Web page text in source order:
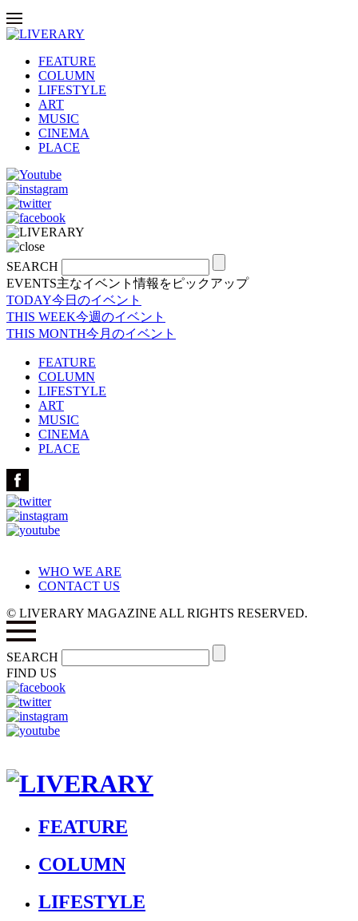
FEATURE
COLUMN
LIFESTYLE
ART
MUSIC
CINEMA
PLACE
SEARCH
EVENTS主なイベント情報をピックアップ
TODAY今日のイベント
THIS WEEK今週のイベント
THIS MONTH今月のイベント
FEATURE
COLUMN
LIFESTYLE
ART
MUSIC
CINEMA
PLACE
WHO WE ARE
CONTACT US
© LIVERARY MAGAZINE ALL RIGHTS RESERVED.
SEARCH
FIND US
FEATURE
COLUMN
LIFESTYLE